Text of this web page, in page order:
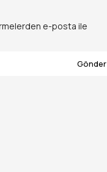
e-posta ile
Gönder